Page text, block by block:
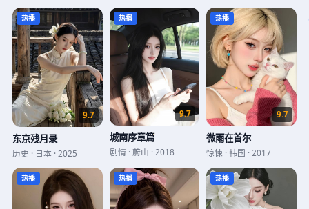
热播
9.7
东京残月录
历史 · 日本 · 2025
热播
9.7
城南序章篇
剧情·蔚山 ·2018
热播
9.7
微雨在首尔
惊悚 ·韩国 ·2017
热播 热播 热播